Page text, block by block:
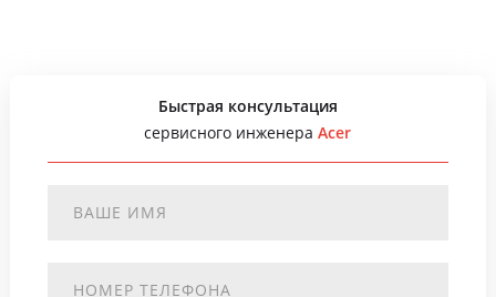
Быстрая консультация
сервисного инженераAcer